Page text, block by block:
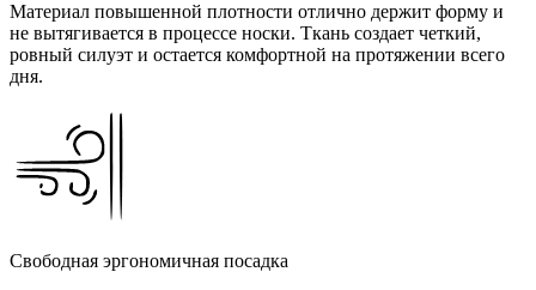
Материал повышенной плотности отлично держит форму и
не вытягивается в процессе носки. Ткань создает четкий,
ровный силуэт и остается комфортной на протяжении всего
дня.
Свободная эргономичная посадка